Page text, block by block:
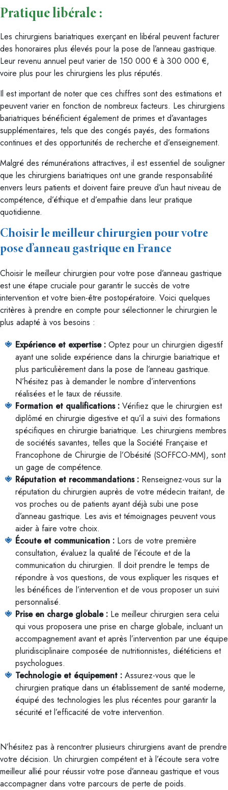
Pratique libérale :
Les chirurgiens bariatriques exerçant en libéral peuvent facturer
des honoraires plus élevés pour la pose de l’anneau gastrique.
Leur revenu annuel peut varier de 150 000 € à 300 000 €,
voire plus pour les chirurgiens les plus réputés.
Il est important de noter que ces chiffres sont des estimations et
peuvent varier en fonction de nombreux facteurs. Les chirurgiens
bariatriques bénéficient également de primes et d’avantages
supplémentaires, tels que des congés payés, des formations
continues et des opportunités de recherche et d’enseignement.
Malgré des rémunérations attractives, il est essentiel de souligner
que les chirurgiens bariatriques ont une grande responsabilité
envers leurs patients et doivent faire preuve d’un haut niveau de
compétence, d’éthique et d’empathie dans leur pratique
quotidienne.
Choisir le meilleur chirurgien pour votre
pose d’anneau gastrique en France
Choisir le meilleur chirurgien pour votre pose d’anneau gastrique
est une étape cruciale pour garantir le succès de votre
intervention et votre bien-être postopératoire. Voici quelques
critères à prendre en compte pour sélectionner le chirurgien le
plus adapté à vos besoins :
Expérience et expertise : Optez pour un chirurgien digestif
ayant une solide expérience dans la chirurgie bariatrique et
plus particulièrement dans la pose de l’anneau gastrique.
N’hésitez pas à demander le nombre d’interventions
réalisées et le taux de réussite.
Formation et qualifications : Vérifiez que le chirurgien est
diplômé en chirurgie digestive et qu’il a suivi des formations
spécifiques en chirurgie bariatrique. Les chirurgiens membres
de sociétés savantes, telles que la Société Française et
Francophone de Chirurgie de l’Obésité (SOFFCO-MM), sont
un gage de compétence.
Réputation et recommandations : Renseignez-vous sur la
réputation du chirurgien auprès de votre médecin traitant, de
vos proches ou de patients ayant déjà subi une pose
d’anneau gastrique. Les avis et témoignages peuvent vous
aider à faire votre choix.
Écoute et communication : Lors de votre première
consultation, évaluez la qualité de l’écoute et de la
communication du chirurgien. Il doit prendre le temps de
répondre à vos questions, de vous expliquer les risques et
les bénéfices de l’intervention et de vous proposer un suivi
personnalisé.
Prise en charge globale : Le meilleur chirurgien sera celui
qui vous proposera une prise en charge globale, incluant un
accompagnement avant et après l’intervention par une équipe
pluridisciplinaire composée de nutritionnistes, diététiciens et
psychologues.
Technologie et équipement : Assurez-vous que le
chirurgien pratique dans un établissement de santé moderne,
équipé des technologies les plus récentes pour garantir la
sécurité et l’efficacité de votre intervention.
N’hésitez pas à rencontrer plusieurs chirurgiens avant de prendre
votre décision. Un chirurgien compétent et à l’écoute sera votre
meilleur allié pour réussir votre pose d’anneau gastrique et vous
accompagner dans votre parcours de perte de poids.